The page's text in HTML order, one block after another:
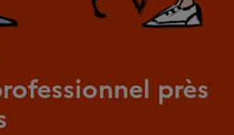
près